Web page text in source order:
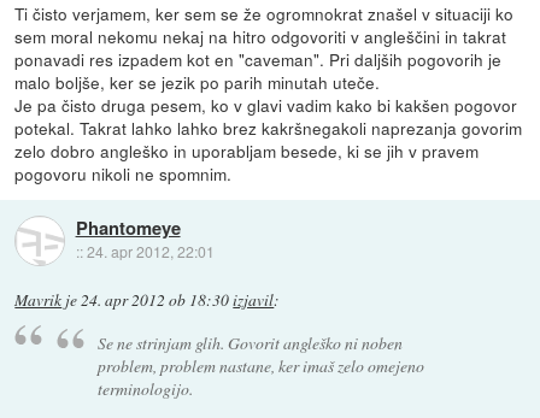
Ti čisto verjamem, ker sem se že ogromnokrat znašel v situaciji ko
sem moral nekomu nekaj na hitro odgovoriti v angleščini in takrat
ponavadi res izpadem kot en "caveman". Pri daljših pogovorih je
malo boljše, ker se jezik po parih minutah uteče.
Je pa čisto druga pesem, ko v glavi vadim kako bi kakšen pogovor
potekal. Takrat lahko lahko brez kakršnegakoli naprezanja govorim
zelo dobro angleško in uporabljam besede, ki se jih v pravem
pogovoru nikoli ne spomnim.
Phantomeye
::24. apr 2012, 22:01
Mavrik je24. apr 2012 ob 18:30izjavil:
Se ne strinjam glih. Govorit angleško ni noben
problem, problem nastane, ker imaš zelo omejeno
terminologijo.